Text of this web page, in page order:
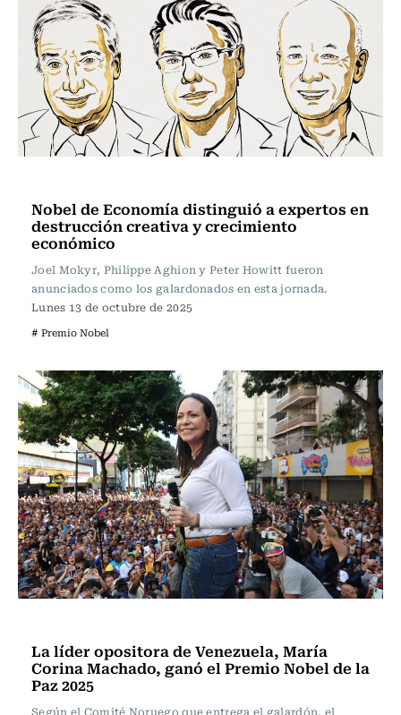
Nobel de Economía distinguió a expertos en
destrucción creativa y crecimiento
económico
Joel Mokyr, Philippe Aghion y Peter Howitt fueron
anunciados como los galardonados en esta jornada.
Lunes 13 de octubre de 2025
# Premio Nobel
La líder opositora de Venezuela, María
Corina Machado, ganó el Premio Nobel de la
Paz 2025
Según el Comité Noruego que entrega el galardón, el